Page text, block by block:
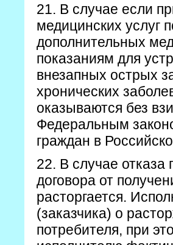
21. В случае если
медицинских услуг
дополнительных
показаниям для
внезапных острых
хронических
оказываются без
Федеральным
граждан в
22. В случае отказа
договора от
расторгается.
(заказчика) о
потребителя, при